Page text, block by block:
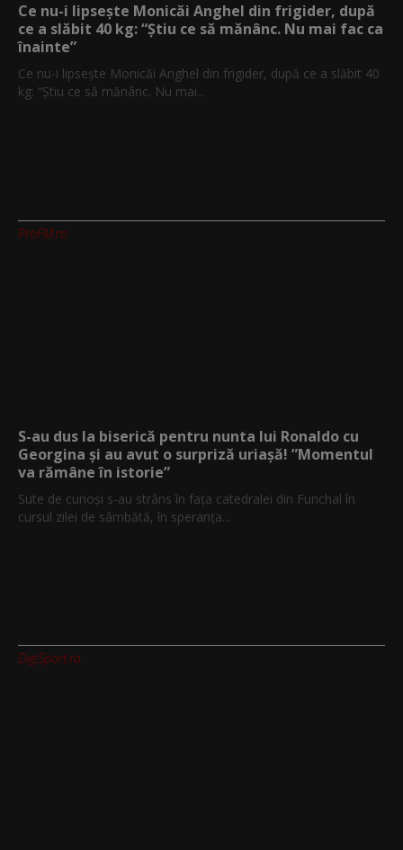
Ce nu-i lipsește Monicăi Anghel din frigider, după
ce a slăbit 40 kg: “Știu ce să mănânc. Nu mai fac ca
înainte”
Ce nu-i lipsește Monicăi Anghel din frigider, după ce a slăbit 40
kg: “Știu ce să mănânc. Nu mai...
ProFM.ro
S-au dus la biserică pentru nunta lui Ronaldo cu
Georgina și au avut o surpriză uriașă! ”Momentul
va rămâne în istorie”
Sute de curioși s-au strâns în fața catedralei din Funchal în
cursul zilei de sâmbătă, în speranța...
DigiSport.ro